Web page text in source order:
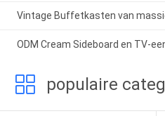
Vintage Buffetkasten van
ODM Cream Sideboard en TV-
populaire